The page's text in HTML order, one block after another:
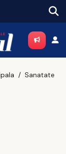
Sanatate